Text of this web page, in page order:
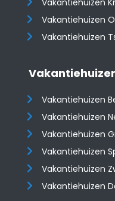
Vakantiehuizen
​​​​​​​Vakantiehuizen
Vakantiehuizen
Vakantiehuizen
Vakantiehuizen
Vakantiehuizen
Vakantiehuizen
​​​​​​​Vakantiehuizen
Vakantiehuizen